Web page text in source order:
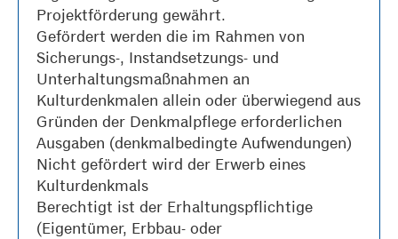
Projektförderung gewährt.
Gefördert werden die im Rahmen von
Sicherungs-, Instandsetzungs- und
Unterhaltungsmaßnahmen an
Kulturdenkmalen allein oder überwiegend aus
Gründen der Denkmalpflege erforderlichen
Ausgaben (denkmalbedingte Aufwendungen)
Nicht gefördert wird der Erwerb eines
Kulturdenkmals
Berechtigt ist der Erhaltungspflichtige
(Eigentümer, Erbbau- oder